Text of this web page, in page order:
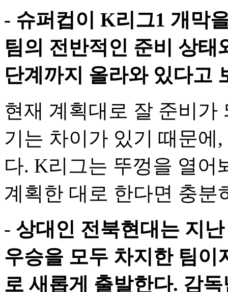
- 슈퍼컵이 K리그1 개막
팀의 전반적인 준비 상
단계까지 올라와 있다고
현재 계획대로 잘 준비가
기는 차이가 있기 때문에
다. K리그는 뚜껑을 열어
계획한 대로 한다면 충분
- 상대인 전북현대는 지
우승을 모두 차지한 팀이
로 새롭게 출발한다. 감